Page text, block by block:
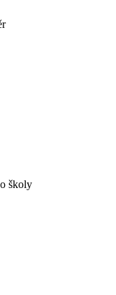
školy